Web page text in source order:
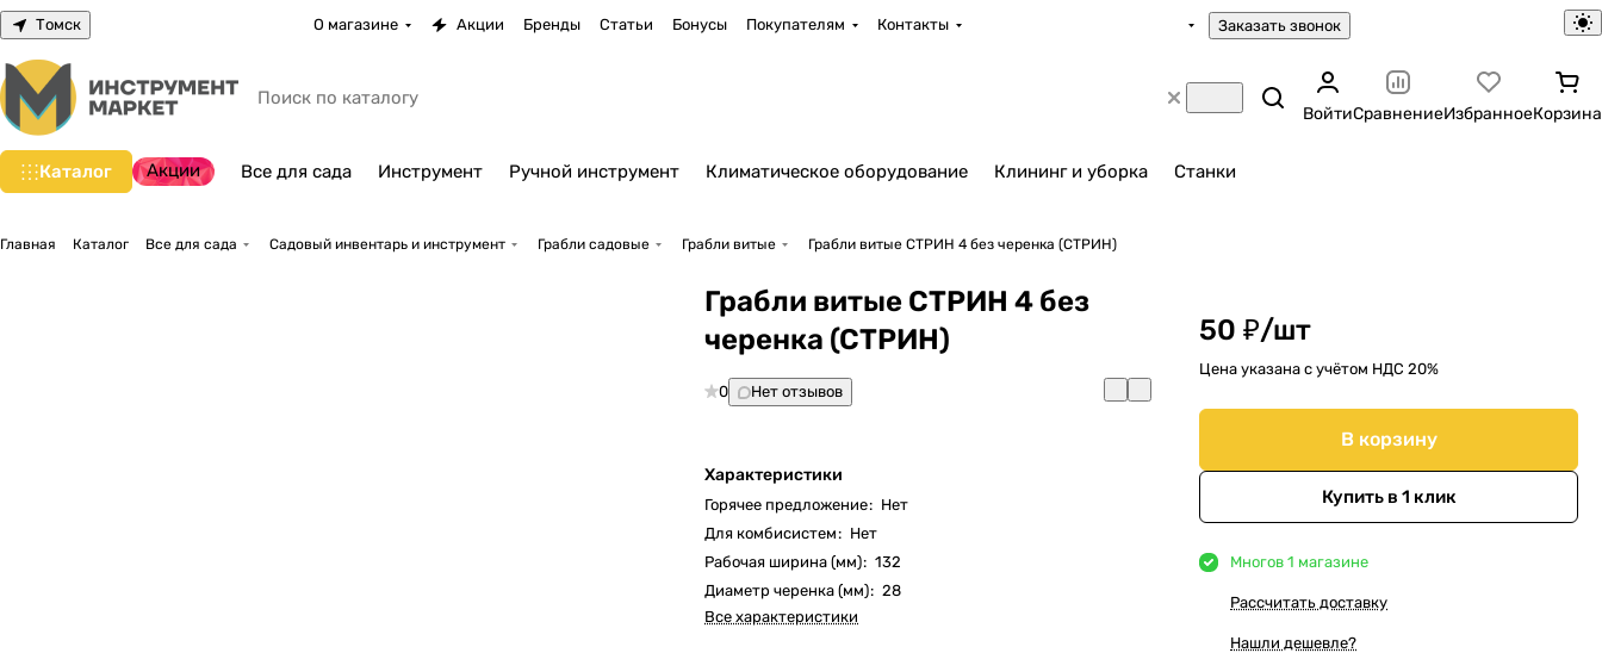
Томск О магазине Акции Бренды Статьи Бонусы Покупателям Контакты Заказать звонок
ВойтиСравнениеИзбранноеКорзина
Каталог Акции Все для сада Инструмент Ручной инструмент Климатическое оборудование Клининг и уборка Станки
Главная Каталог Все для сада Садовый инвентарь и инструмент Грабли садовые Грабли витые Грабли витые СТРИН 4 без черенка (СТРИН)
Грабли витые СТРИН 4 без
черенка (СТРИН)
0 Нет отзывов
Характеристики
Горячее предложение: Нет
Для комбисистем: Нет
Рабочая ширина (мм): 132
Диаметр черенка (мм): 28
Все характеристики
50 ₽/шт
Цена указана с учётом НДС 20%
В корзину
Купить в 1 клик
Многов 1 магазине
Рассчитать доставку
Нашли дешевле?